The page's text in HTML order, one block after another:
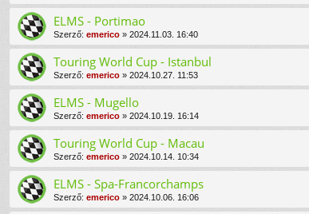
ELMS - Portimao
Szerző: emerico » 2024.11.03. 16:40
Touring World Cup - Istanbul
Szerző: emerico » 2024.10.27. 11:53
ELMS - Mugello
Szerző: emerico » 2024.10.19. 16:14
Touring World Cup - Macau
Szerző: emerico » 2024.10.14. 10:34
ELMS - Spa-Francorchamps
Szerző: emerico » 2024.10.06. 16:06